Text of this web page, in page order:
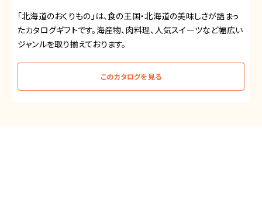
「北海道のおくりもの」は、食の王国・北海道の美味しさが詰まっ
たカタログギフトです。海産物、肉料理、人気スイーツなど幅広い
ジャンルを取り揃えております。
このカタログを見る